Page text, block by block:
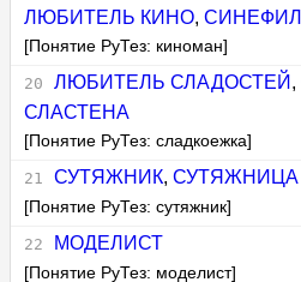
ЛЮБИТЕЛЬ КИНО,СИНЕФИЛ
[Понятие РуТез: киноман]
ЛЮБИТЕЛЬ СЛАДОСТЕЙ ,
СЛАСТЕНА
[Понятие РуТез: сладкоежка]
СУТЯЖНИК, СУТЯЖНИЦА
[Понятие РуТез: сутяжник]
МОДЕЛИСТ
[Понятие РуТез: моделист]